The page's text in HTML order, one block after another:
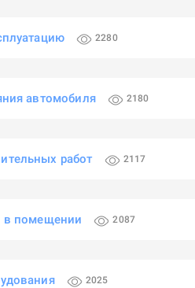
2280
автомобиля 2180
работ 2117
в помещении 2087
2025